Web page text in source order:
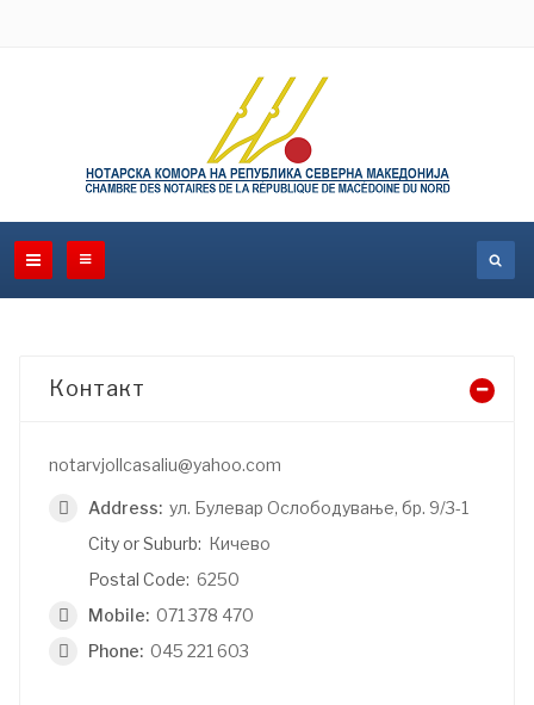
Контакт
notarvjollcasaliu@yahoo.com
Address: ул. Булевар Ослободување, бр. 9/3-1
City or Suburb: Кичево
Postal Code: 6250
Mobile: 071 378 470
Phone: 045 221 603